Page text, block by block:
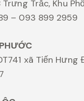
Trắc, Khu
– 093 899 2959
xã Tiến Hưng